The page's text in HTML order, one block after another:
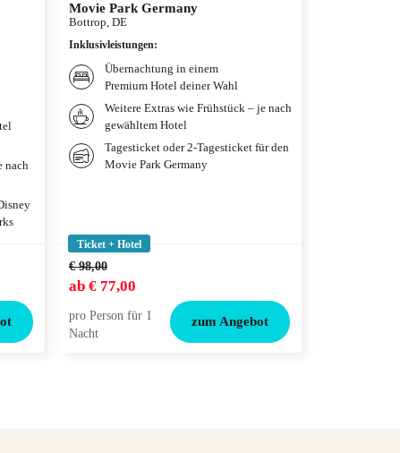
nach
Movie Park Germany
Bottrop, DE
Inklusivleistungen:
Übernachtung in einem
Premium Hotel deiner Wahl
Weitere Extras wie Frühstück – je nach
gewähltem Hotel
Tagesticket oder 2-Tagesticket für den
Movie Park Germany
Ticket + Hotel
€ 98,00
ab € 77,00
pro Person für 1
Nacht
zum Angebot